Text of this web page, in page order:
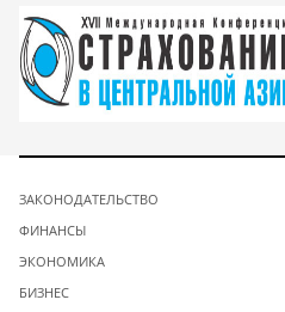
ЗАКОНОДАТЕЛЬСТВО
ФИНАНСЫ
ЭКОНОМИКА
БИЗНЕС